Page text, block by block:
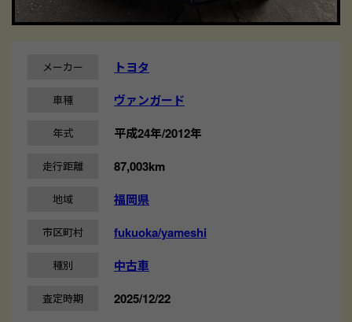
メーカー トヨタ
車種 ヴァンガード
年式 平成24年/2012年
走行距離 87,003km
地域 福岡県
市区町村 fukuoka/yameshi
種別 中古車
査定時期 2025/12/22